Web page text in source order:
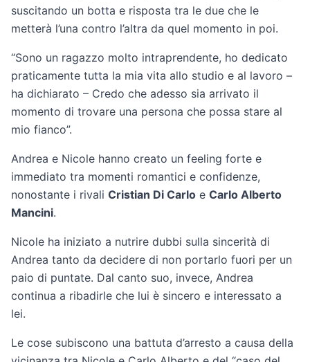
suscitando un botta e risposta tra le due che le
metterà l’una contro l’altra da quel momento in poi.
“Sono un ragazzo molto intraprendente, ho dedicato
praticamente tutta la mia vita allo studio e al lavoro –
ha dichiarato – Credo che adesso sia arrivato il
momento di trovare una persona che possa stare al
mio fianco”.
Andrea e Nicole hanno creato un feeling forte e
immediato tra momenti romantici e confidenze,
nonostante i rivali Cristian Di Carlo e Carlo Alberto
Mancini.
Nicole ha iniziato a nutrire dubbi sulla sincerità di
Andrea tanto da decidere di non portarlo fuori per un
paio di puntate. Dal canto suo, invece, Andrea
continua a ribadirle che lui è sincero e interessato a
lei.
Le cose subiscono una battuta d’arresto a causa della